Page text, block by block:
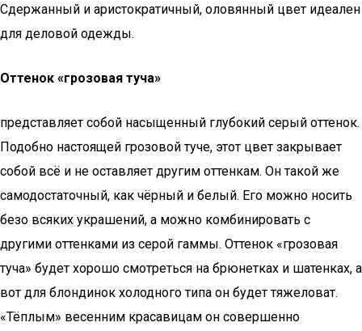
Сдержанный и аристократичный, оловянный цвет идеален
для деловой одежды.
Оттенок «грозовая туча»
представляет собой насыщенный глубокий серый оттенок.
Подобно настоящей грозовой туче, этот цвет закрывает
собой всё и не оставляет другим оттенкам. Он такой же
самодостаточный, как чёрный и белый. Его можно носить
безо всяких украшений, а можно комбинировать с
другими оттенками из серой гаммы. Оттенок «грозовая
туча» будет хорошо смотреться на брюнетках и шатенках, а
вот для блондинок холодного типа он будет тяжеловат.
«Тёплым» весенним красавицам он совершенно